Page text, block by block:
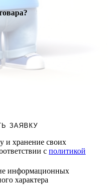
ЗАЯВКУ
и хранение своих
с политикой
информационных
характера